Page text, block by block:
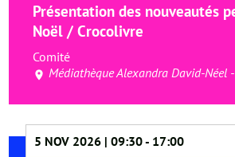
Présentation des nouveautés
Noël / Crocolivre
Comité
Médiathèque Alexandra David-Néel
5 NOV 2026 | 09:30- 17:00